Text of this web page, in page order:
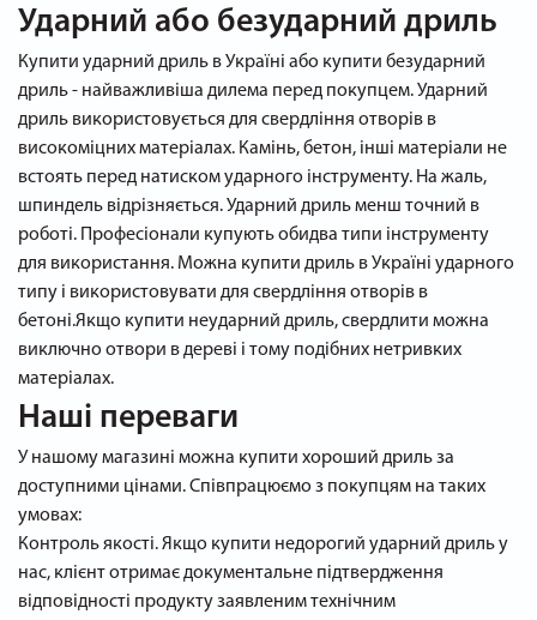
Ударний або безударний дриль
Купити ударний дриль в Україні або купити безударний
дриль - найважливіша дилема перед покупцем. Ударний
дриль використовується для свердління отворів в
високоміцних матеріалах. Камінь, бетон, інші матеріали не
встоять перед натиском ударного інструменту. На жаль,
шпиндель відрізняється. Ударний дриль менш точний в
роботі. Професіонали купують обидва типи інструменту
для використання. Можна купити дриль в Україні ударного
типу і використовувати для свердління отворів в
бетоні.Якщо купити неударний дриль, свердлити можна
виключно отвори в дереві і тому подібних нетривких
матеріалах.
Наші переваги
У нашому магазині можна купити хороший дриль за
доступними цінами. Співпрацюємо з покупцям на таких
умовах:
Контроль якості. Якщо купити недорогий ударний дриль у
нас, клієнт отримає документальне підтвердження
відповідності продукту заявленим технічним